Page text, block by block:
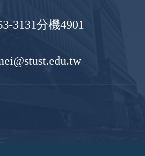
3131分機4901